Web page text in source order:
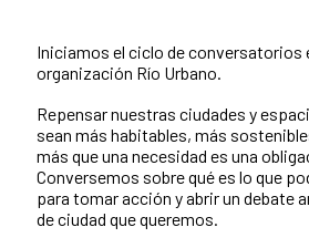
Iniciamos el ciclo de conversatorios
organización Río Urbano.
Repensar nuestras ciudades y
sean más habitables, más
más que una necesidad es una
Conversemos sobre qué es lo que
para tomar acción y abrir un debate
de ciudad que queremos.